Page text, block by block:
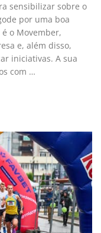
sensibilizar sobre o
por uma boa
o Movember,
e, além disso,
iniciativas. A sua
com …